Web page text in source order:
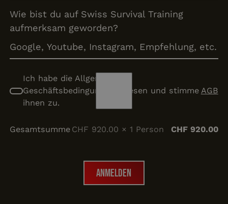
Wie bist du auf Swiss Survival Training
aufmerksam geworden?
Ich habe die Allgemeine
Geschäftsbedingungen gelesen und stimme
ihnen zu.
AGB
Gesamtsumme CHF 920.00 × 1 Person CHF 920.00
Anmelden
Anmelden